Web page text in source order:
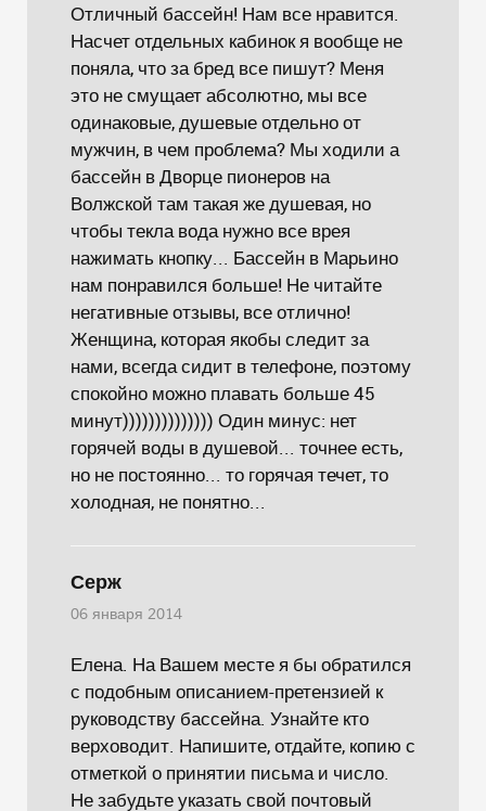
Отличный бассейн! Нам все нравится.
Насчет отдельных кабинок я вообще не
поняла, что за бред все пишут? Меня
это не смущает абсолютно, мы все
одинаковые, душевые отдельно от
мужчин, в чем проблема? Мы ходили а
бассейн в Дворце пионеров на
Волжской там такая же душевая, но
чтобы текла вода нужно все врея
нажимать кнопку... Бассейн в Марьино
нам понравился больше! Не читайте
негативные отзывы, все отлично!
Женщина, которая якобы следит за
нами, всегда сидит в телефоне, поэтому
спокойно можно плавать больше 45
минут)))))))))))))) Один минус: нет
горячей воды в душевой... точнее есть,
но не постоянно... то горячая течет, то
холодная, не понятно...
Серж
06 января 2014
Елена. На Вашем месте я бы обратился
с подобным описанием-претензией к
руководству бассейна. Узнайте кто
верховодит. Напишите, отдайте, копию с
отметкой о принятии письма и число.
Не забудьте указать свой почтовый